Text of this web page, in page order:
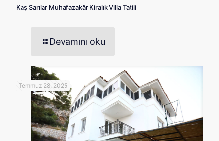
Kaş Sarılar Muhafazakâr Kiralık Villa Tatili
Devamını oku
Temmuz 28, 2025